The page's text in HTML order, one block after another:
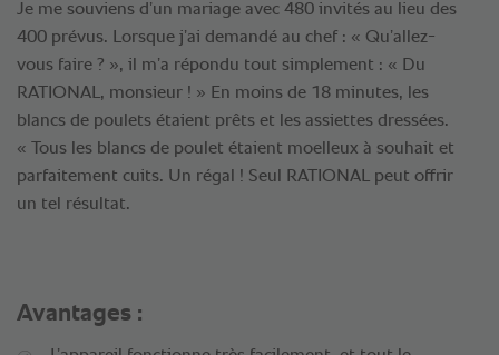
Je me souviens d’un mariage avec 480 invités au lieu des
400 prévus. Lorsque j’ai demandé au chef : « Qu’allez-
vous faire ? », il m’a répondu tout simplement : « Du
RATIONAL, monsieur ! » En moins de 18 minutes, les
blancs de poulets étaient prêts et les assiettes dressées.
« Tous les blancs de poulet étaient moelleux à souhait et
parfaitement cuits. Un régal ! Seul RATIONAL peut offrir
un tel résultat.
Avantages :